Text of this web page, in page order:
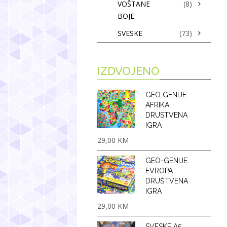
VOŠTANE
BOJE
(8)
SVESKE (73)
IZDVOJENO
GEO GENIJE
AFRIKA
DRUSTVENA
IGRA
29,00 KM
GEO-GENIJE
EVROPA
DRUŠTVENA
IGRA
29,00 KM